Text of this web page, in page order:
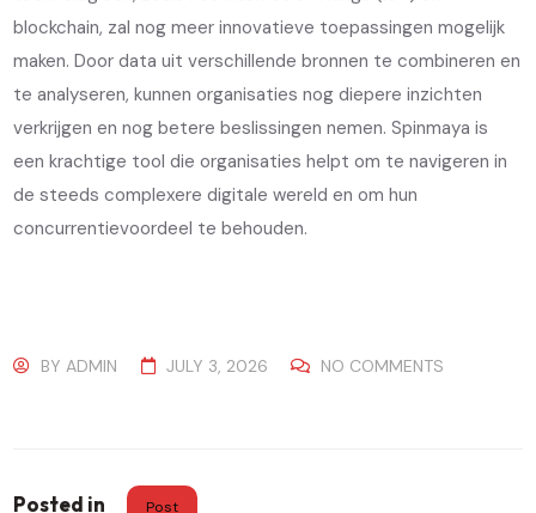
blockchain, zal nog meer innovatieve toepassingen mogelijk
maken. Door data uit verschillende bronnen te combineren en
te analyseren, kunnen organisaties nog diepere inzichten
verkrijgen en nog betere beslissingen nemen. Spinmaya is
een krachtige tool die organisaties helpt om te navigeren in
de steeds complexere digitale wereld en om hun
concurrentievoordeel te behouden.
BYADMIN JULY 3, 2026 NO COMMENTS
Posted in Post